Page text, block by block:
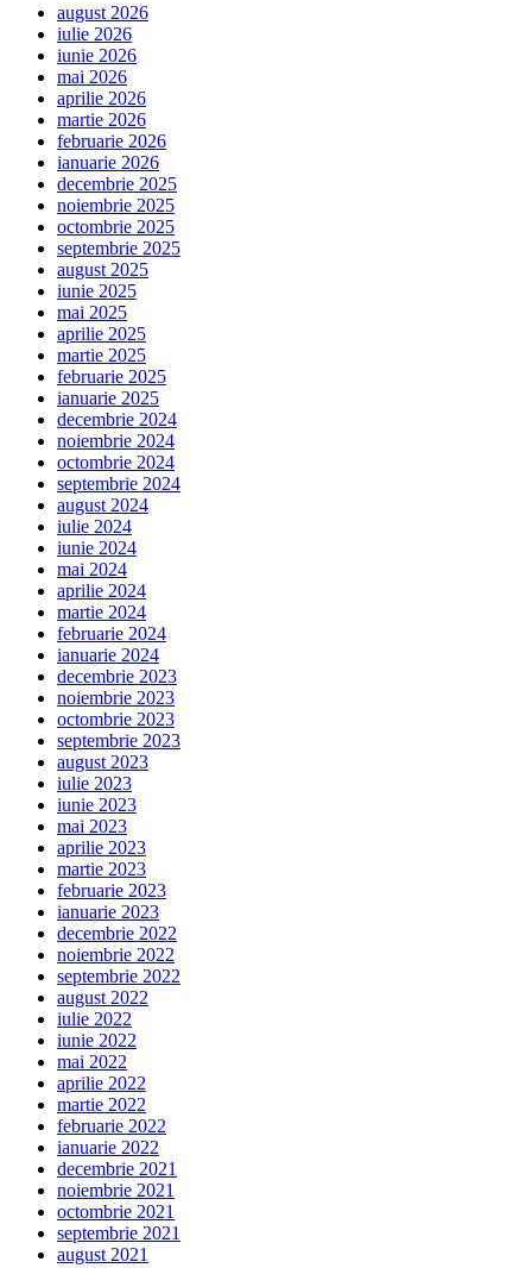
august 2026
iulie 2026
iunie 2026
mai 2026
aprilie 2026
martie 2026
februarie 2026
ianuarie 2026
decembrie 2025
noiembrie 2025
octombrie 2025
septembrie 2025
august 2025
iunie 2025
mai 2025
aprilie 2025
martie 2025
februarie 2025
ianuarie 2025
decembrie 2024
noiembrie 2024
octombrie 2024
septembrie 2024
august 2024
iulie 2024
iunie 2024
mai 2024
aprilie 2024
martie 2024
februarie 2024
ianuarie 2024
decembrie 2023
noiembrie 2023
octombrie 2023
septembrie 2023
august 2023
iulie 2023
iunie 2023
mai 2023
aprilie 2023
martie 2023
februarie 2023
ianuarie 2023
decembrie 2022
noiembrie 2022
septembrie 2022
august 2022
iulie 2022
iunie 2022
mai 2022
aprilie 2022
martie 2022
februarie 2022
ianuarie 2022
decembrie 2021
noiembrie 2021
octombrie 2021
septembrie 2021
august 2021